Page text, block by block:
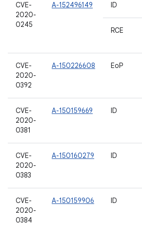
CVE-
2020-
0245
A-152496149 ID
RCE
CVE-
2020-
0392
A-150226608 EoP
CVE-
2020-
0381
A-150159669 ID
CVE-
2020-
0383
A-150160279 ID
CVE-
2020-
0384
A-150159906 ID